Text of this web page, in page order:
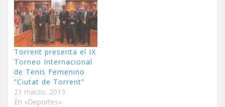
Torrent presenta el IX
Torneo Internacional
de Tenis Femenino
“Ciutat de Torrent”
21 marzo, 2013
En «Deportes»